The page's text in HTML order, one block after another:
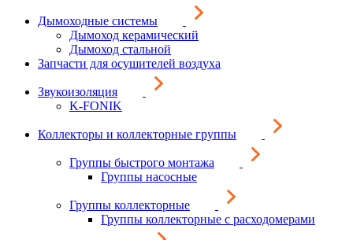
Дымоходные системы
Дымоход керамический
Дымоход стальной
Запчасти для осушителей воздуха
Звукоизоляция
K-FONIK
Коллекторы и коллекторные группы
Группы быстрого монтажа
Группы насосные
Группы коллекторные
Группы коллекторные с расходомерами